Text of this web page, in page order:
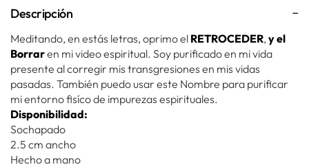
Descripción
Meditando, en estás letras, oprimo el RETROCEDER, y el
Borraren mi video espiritual. Soy purificado en mi vida
presente al corregir mis transgresiones en mis vidas
pasadas. También puedo usar este Nombre para purificar
mi entorno fisíco de impurezas espirituales.
Disponibilidad:
Sochapado
2.5 cm ancho
Hecho a mano